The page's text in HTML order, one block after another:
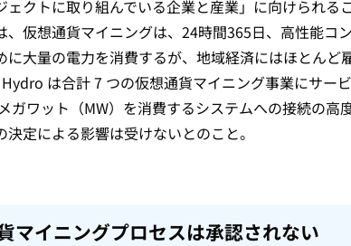
ェクトに取り組んでいる企業と産業」に向けられる
、仮想通貨マイニングは、24時間365日、高性能コ
に大量の電力を消費するが、地域経済にはほとんど
は合計 7 つの仮想通貨マイニング事業にサー
ガワット（MW）を消費するシステムへの接続の高
定による影響は受けないとのこと。
マイニングプロセスは承認されない